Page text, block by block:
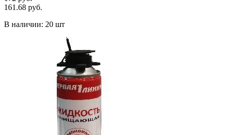
161.68 руб.
В наличии: 20 шт